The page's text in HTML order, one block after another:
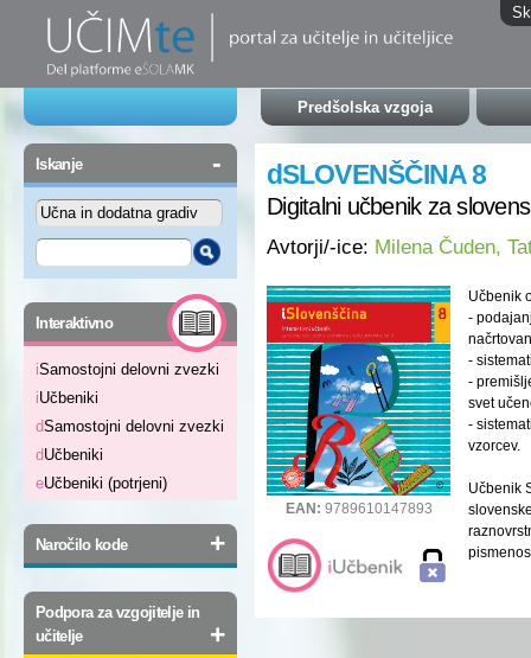
Predšolska vzgoja
Iskanje -
Interaktivno -
iSamostojni delovni zvezki
iUčbeniki
dSamostojni delovni zvezki
dUčbeniki
eUčbeniki (potrjeni)
Naročilo kode +
Podpora za vzgojitelje in
učitelje
+
dSLOVENŠČINA 8
Digitalni učbenik za
Avtorji/-ice: Milena Čuden,
EAN: 9789610147893
Učbenik
-
-
-
svet
-
vzorcev.
Učbenik